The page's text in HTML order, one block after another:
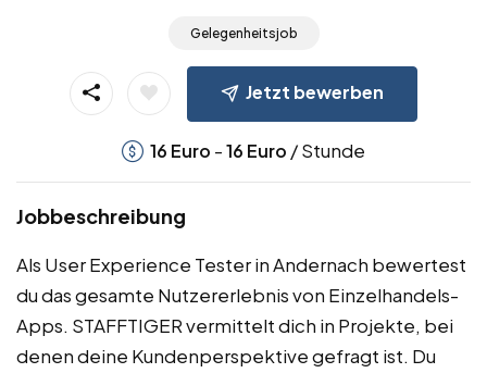
Gelegenheitsjob
Jetzt bewerben
16 Euro -16 Euro / Stunde
Jobbeschreibung
Als User Experience Tester in Andernach bewertest
du das gesamte Nutzererlebnis von Einzelhandels-
Apps. STAFFTIGER vermittelt dich in Projekte, bei
denen deine Kundenperspektive gefragt ist. Du